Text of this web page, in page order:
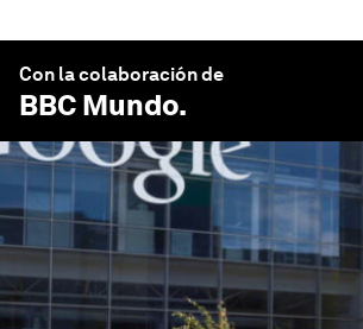
Con la colaboración de
BBC Mundo.